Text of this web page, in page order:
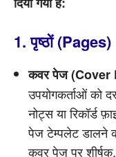
1. पृष्ठों (Pages)
कवर पेज (Cover
उपयोगकर्ताओं को
नोट्स या रिकॉर्ड
पेज टेम्पलेट डालने
कवर पेज पर